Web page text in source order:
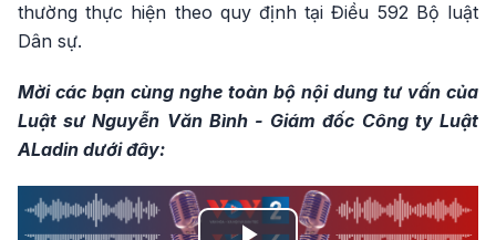
thường thực hiện theo quy định tại Điều 592 Bộ luật
Dân sự.
Mời các bạn cùng nghe toàn bộ nội dung tư vấn của
Luật sư Nguyễn Văn Bình - Giám đốc Công ty Luật
ALadin dưới đây: